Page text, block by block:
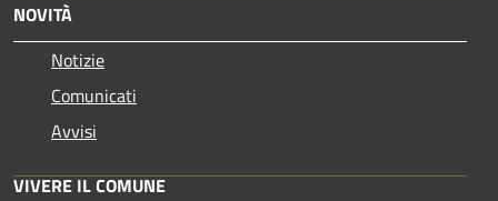
NOVITÀ
Notizie
Comunicati
Avvisi
VIVERE IL COMUNE